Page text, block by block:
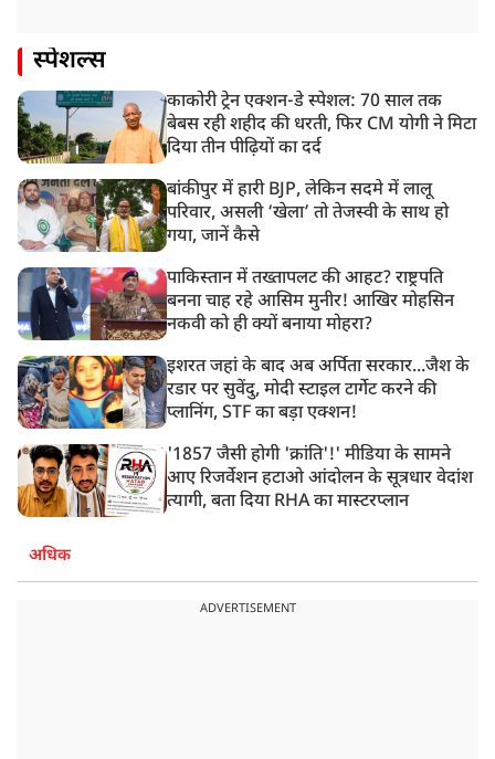
स्पेशल्स
काकोरी ट्रेन एक्शन-डे स्पेशल: 70 साल तक
बेबस रही शहीद की धरती, फिर CM योगी ने मिटा
दिया तीन पीढ़ियों का दर्द
बांकीपुर में हारी BJP, लेकिन सदमे में लालू
परिवार, असली ‘खेला’ तो तेजस्वी के साथ हो
गया, जानें कैसे
पाकिस्तान में तख्तापलट की आहट? राष्ट्रपति
बनना चाह रहे आसिम मुनीर! आखिर मोहसिन
नकवी को ही क्यों बनाया मोहरा?
इशरत जहां के बाद अब अर्पिता सरकार...जैश के
रडार पर सुवेंदु, मोदी स्टाइल टार्गेट करने की
प्लानिंग, STF का बड़ा एक्शन!
'1857 जैसी होगी 'क्रांति'!' मीडिया के सामने
आए रिजर्वेशन हटाओ आंदोलन के सूत्रधार वेदांश
त्यागी, बता दिया RHA का मास्टरप्लान
अधिक
ADVERTISEMENT